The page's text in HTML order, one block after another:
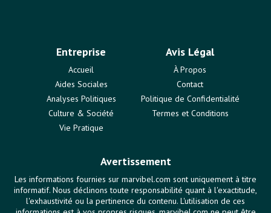
Entreprise
Accueil
Aides Sociales
Analyses Politiques
Culture & Société
Vie Pratique
Avis Légal
À Propos
Contact
Politique de Confidentialité
Termes et Conditions
Avertissement
Les informations fournies sur marvibel.com sont uniquement à titre
informatif. Nous déclinons toute responsabilité quant à l'exactitude,
l'exhaustivité ou la pertinence du contenu. L'utilisation de ces